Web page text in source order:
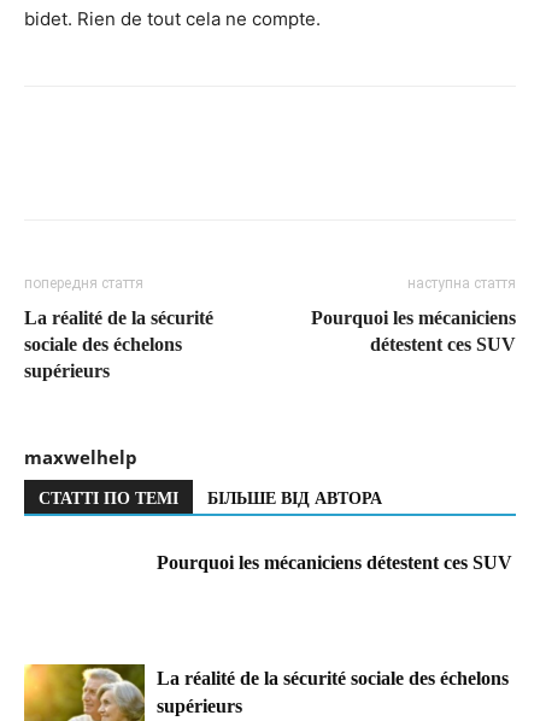
bidet. Rien de tout cela ne compte.
попередня стаття
La réalité de la sécurité
sociale des échelons
supérieurs
наступна стаття
Pourquoi les mécaniciens
détestent ces SUV
maxwelhelp
СТАТТІ ПО ТЕМІ БІЛЬШЕ ВІД АВТОРА
Pourquoi les mécaniciens détestent ces SUV
La réalité de la sécurité sociale des échelons
supérieurs